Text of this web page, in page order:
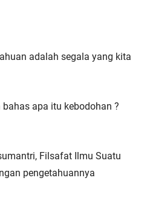
adalah segala yang kita
apa itu kebodohan ?
Filsafat Ilmu Suatu
pengetahuannya